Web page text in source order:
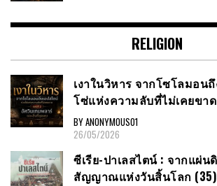
RELIGION
เงาในวิหาร จากโซโลมอน
โซ่แห่งความลับที่ไม่เคยขา
BY ANONYMOUS01
26/05/2026
ซีเรีย​-ปาเลสไตน์​ : จากแผ่
สัญญาณ​แห่งวันสิ้นโลก​ (35)